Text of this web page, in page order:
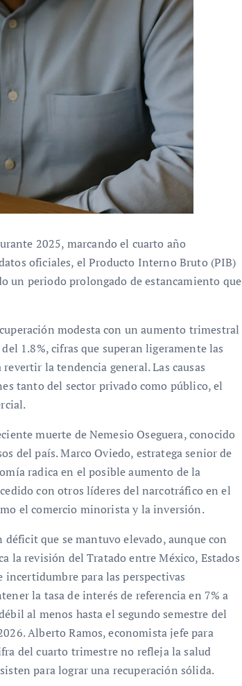
2025, marcando el cuarto año
oficiales, el Producto Interno Bruto (PIB)
un periodo prolongado de estancamiento que
modesta con un aumento trimestral
1.8%, cifras que superan ligeramente las
la tendencia general. Las causas
tanto del sector privado como público, el
muerte de Nemesio Oseguera, conocido
del país. Marco Oviedo, estratega senior de
radica en el posible aumento de la
con otros líderes del narcotráfico en el
el comercio minorista y la inversión.
que se mantuvo elevado, aunque con
la revisión del Tratado entre México, Estados
incertidumbre para las perspectivas
la tasa de interés de referencia en 7% a
al menos hasta el segundo semestre del
Alberto Ramos, economista jefe para
del cuarto trimestre no refleja la salud
para lograr una recuperación sólida.